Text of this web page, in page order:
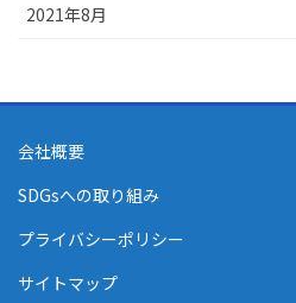
2021年8月
会社概要
SDGsへの取り組み
プライバシーポリシー
サイトマップ